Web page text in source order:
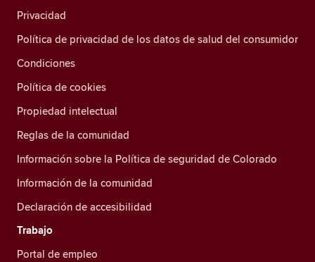
Privacidad
Política de privacidad de los datos de salud del consumidor
Condiciones
Política de cookies
Propiedad intelectual
Reglas de la comunidad
Información sobre la Política de seguridad de Colorado
Información de la comunidad
Declaración de accesibilidad
Trabajo
Portal de empleo